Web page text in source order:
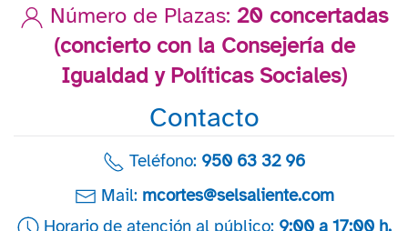
Número de Plazas: 20 concertadas
(concierto con la Consejería de
Igualdad y Políticas Sociales)
Contacto
Teléfono: 950 63 32 96
Mail: mcortes@selsaliente.com
Horario de atención al público: 9:00 a 17:00 h.